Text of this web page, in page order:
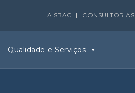
A SBAC CONSULTORIAS
Qualidade e Serviços